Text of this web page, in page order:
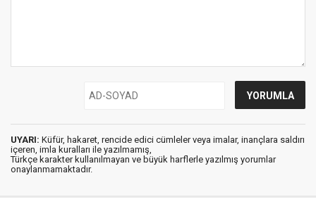
UYARI: Küfür, hakaret, rencide edici cümleler veya imalar, inançlara saldırı
içeren, imla kuralları ile yazılmamış,
Türkçe karakter kullanılmayan ve büyük harflerle yazılmış yorumlar
onaylanmamaktadır.